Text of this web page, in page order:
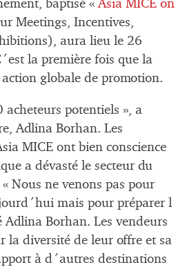
baptisé «Asia MICE on
Meetings, Incentives,
aura lieu le 26
la première fois que la
globale de promotion.
acheteurs potentiels », a
Adlina Borhan. Les
MICE ont bien conscience
a dévasté le secteur du
Nous ne venons pas pour
mais pour préparer l
Adlina Borhan. Les vendeurs
la diversité de leur offre et sa
à d´autres destinations